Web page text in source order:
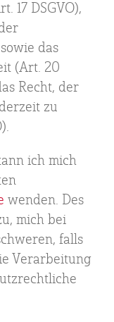
17 DSGVO),
das
(Art. 20
Recht, der
zu
ich mich
wenden. Des
mich bei
falls
Verarbeitung